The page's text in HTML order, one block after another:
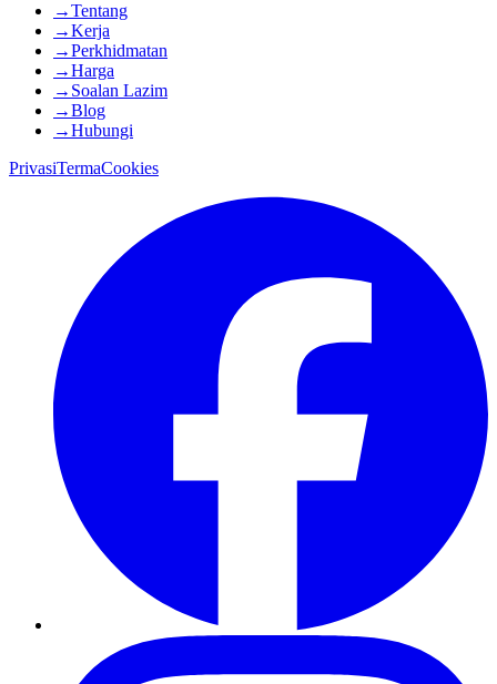
→Tentang
→Kerja
→Perkhidmatan
→Harga
→ Soalan Lazim
→Blog
→Hubungi
PrivasiTermaCookies